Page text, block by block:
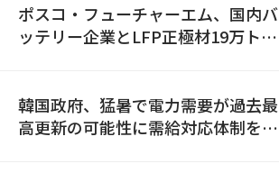
ポスコ・フューチャーエム、国内バ
ッテリー企業とLFP正極材19万トン
韓国政府、猛暑で電力需要が過去最
高更新の可能性に需給対応体制を点